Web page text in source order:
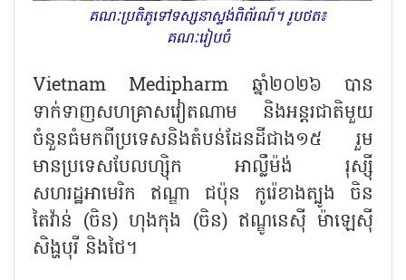
គណៈប្រតិភូទៅទស្សនាស្ទង់ពិព័រណ៍។ រូបថត៖
គណៈ​រៀបចំ
Vietnam Medipharm ឆ្នាំ២០២៦ បាន
ទាក់ទាញ​សហគ្រាសវៀតណាម និងអន្តរជាតិមួយ
ចំនួនធំមកពីប្រទេសនិងតំបន់​ដែនដីជាង១៥ រួម
មានប្រទេសបែលហ្ស៊ិក អាល្លឺម៉ង់ រុស្ស៊ី
សហរដ្ឋអាមេរិក ឥណ្ឌា ជប៉ុន កូរ៉េខាងត្បូង ចិន
តៃវ៉ាន់ (ចិន) ហុងកុង (ចិន) ឥណ្ឌូនេស៊ី ម៉ាឡេស៊ី
សិង្ហបុរី និងថៃ។